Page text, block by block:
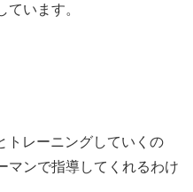
ています。
トレーニングしていくの
マンで指導してくれるわけ